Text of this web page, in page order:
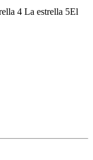
4 La estrella 5El